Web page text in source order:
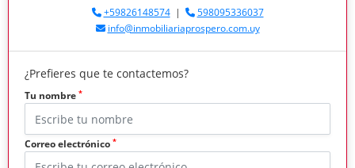
+59826148574|
598095336037
info@inmobiliariaprospero.com.uy
¿Prefieres que te contactemos?
Tu nombre *
Correo electrónico *